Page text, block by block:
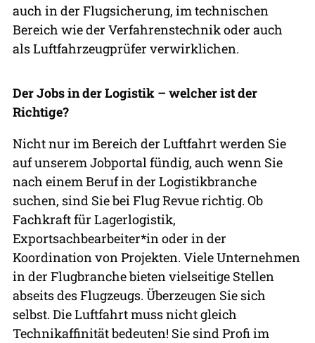
auch in der Flugsicherung, im technischen
Bereich wie der Verfahrenstechnik oder auch
als Luftfahrzeugprüfer verwirklichen.
Der Jobs in der Logistik – welcher ist der
Richtige?
Nicht nur im Bereich der Luftfahrt werden Sie
auf unserem Jobportal fündig, auch wenn Sie
nach einem Beruf in der Logistikbranche
suchen, sind Sie bei Flug Revue richtig. Ob
Fachkraft für Lagerlogistik,
Exportsachbearbeiter*in oder in der
Koordination von Projekten. Viele Unternehmen
in der Flugbranche bieten vielseitige Stellen
abseits des Flugzeugs. Überzeugen Sie sich
selbst. Die Luftfahrt muss nicht gleich
Technikaffinität bedeuten! Sie sind Profi im